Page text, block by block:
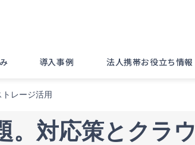
導入事例 法人携帯お役立ち情報
レージ活用
。対応策とクラウ